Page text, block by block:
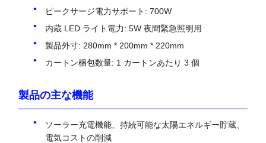
ピークサージ電力サポート: 700W
内蔵 LED ライト電力: 5W 夜間緊急照明用
製品外寸: 280mm * 200mm * 220mm
カートン梱包数量: 1 カートンあたり 3 個
製品の主な機能
ソーラー充電機能、持続可能な太陽エネルギー貯蔵、
電気コストの削減